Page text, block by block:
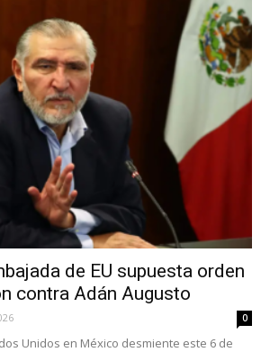
de EU supuesta orden
contra Adán Augusto
0
Unidos en México desmiente este 6 de